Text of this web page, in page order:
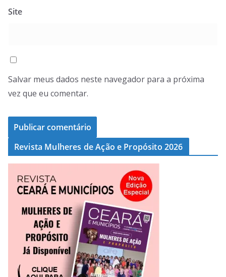
Site
Salvar meus dados neste navegador para a próxima
vez que eu comentar.
Revista Mulheres de Ação e Propósito 2026